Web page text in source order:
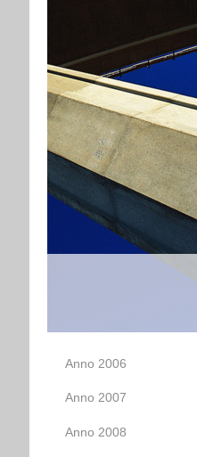
Anno 2006
Anno 2007
Anno 2008